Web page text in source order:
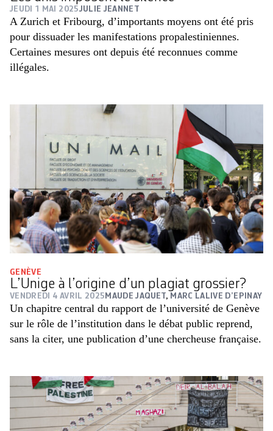
JEUDI 1 MAI 2025JULIE JEANNET
A Zurich et Fribourg, d’importants moyens ont été pris
pour dissuader les manifestations propalestiniennes.
Certaines mesures ont depuis été reconnues comme
illégales.
GENÈVE
L’Unige à l’origine d’un plagiat grossier?
VENDREDI 4 AVRIL 2025 MAUDE JAQUET, MARC LALIVE D’EPINAY
Un chapitre central du rapport de l’université de Genève
sur le rôle de l’institution dans le débat public reprend,
sans la citer, une publication d’une chercheuse française.